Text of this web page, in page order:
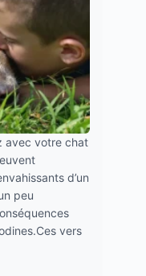
avec votre chat
d’un
peu
vers